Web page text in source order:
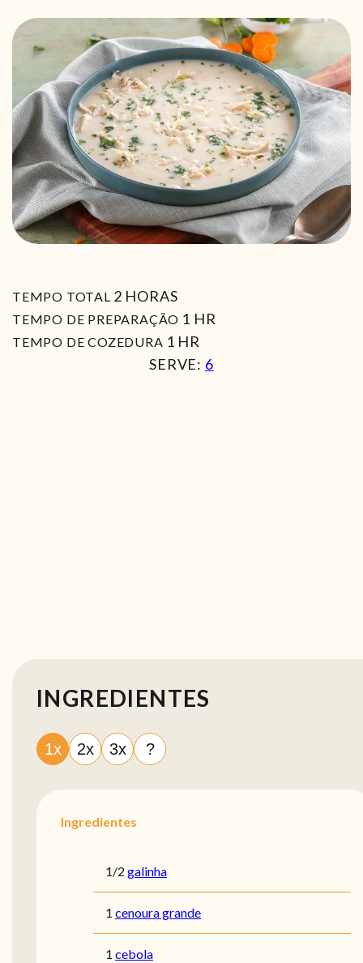
TEMPO TOTAL 2HORAS
HORAS
TEMPO DE PREPARAÇÃO 1 HORA
HR
TEMPO DE COZEDURA 1 HORA
HR
SERVE: 6
INGREDIENTES
1x 2x 3x ?
Ingredientes
1/2 galinha
1 cenoura grande
1 cebola